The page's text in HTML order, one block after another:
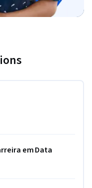
em Data